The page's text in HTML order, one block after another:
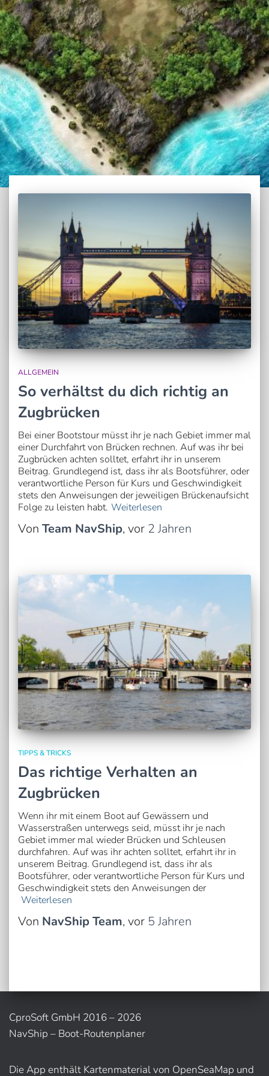
ALLGEMEIN
So verhältst du dich richtig an
Zugbrücken
Bei einer Bootstour müsst ihr je nach Gebiet immer mal
einer Durchfahrt von Brücken rechnen. Auf was ihr bei
Zugbrücken achten solltet, erfahrt ihr in unserem
Beitrag. Grundlegend ist, dass ihr als Bootsführer, oder
verantwortliche Person für Kurs und Geschwindigkeit
stets den Anweisungen der jeweiligen Brückenaufsicht
Folge zu leisten habt. Weiterlesen
Von Team NavShip, vor 2 Jahren
TIPPS & TRICKS
Das richtige Verhalten an
Zugbrücken
Wenn ihr mit einem Boot auf Gewässern und
Wasserstraßen unterwegs seid, müsst ihr je nach
Gebiet immer mal wieder Brücken und Schleusen
durchfahren. Auf was ihr achten solltet, erfahrt ihr in
unserem Beitrag. Grundlegend ist, dass ihr als
Bootsführer, oder verantwortliche Person für Kurs und
Geschwindigkeit stets den Anweisungen der
Weiterlesen
Von NavShip Team, vor 5 Jahren
CproSoft GmbH 2016 – 2026
NavShip – Boot-Routenplaner
Die App enthält Kartenmaterial von OpenSeaMap und